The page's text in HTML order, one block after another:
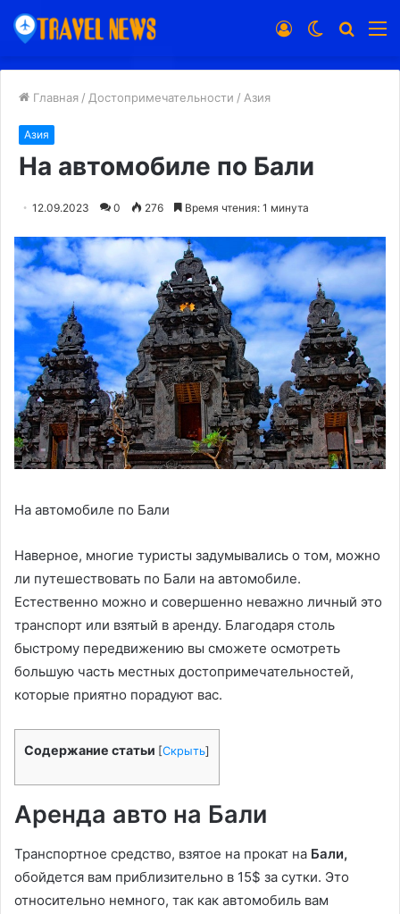
Switch
Войти
Главная / Достопримечательности / Азия
Азия
На автомобиле по Бали
12.09.2023 0 276 Время чтения: 1 минута
На автомобиле по Бали
Наверное, многие туристы задумывались о том, можно
ли путешествовать по Бали на автомобиле.
Естественно можно и совершенно неважно личный это
транспорт или взятый в аренду. Благодаря столь
быстрому передвижению вы сможете осмотреть
большую часть местных достопримечательностей,
которые приятно порадуют вас.
Содержание статьи [Скрыть]
Аренда авто на Бали
Транспортное средство, взятое на прокат на Бали,
обойдется вам приблизительно в 15$ за сутки. Это
относительно немного, так как автомобиль вам